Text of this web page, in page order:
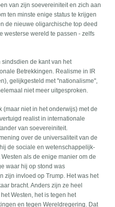
van zijn soevereiniteit en zich aan
ten minste enige status te krijgen
de nieuwe oligarchische top deed
westerse wereld te passen - zelfs
de kant van het
Betrekkingen. Realisme in IR
gelijkgesteld met "nationalisme",
niet meer uitgesproken.
niet in het onderwijs) met de
realist in internationale
van soevereiniteit.
over de universaliteit van de
de sociale en wetenschappelijk-
als de enige manier om de
waar hij op stond was
zijn invloed op Trump. Het was het
bracht. Anders zijn ze heel
Westen, het is tegen het
en tegen Wereldregering. Dat